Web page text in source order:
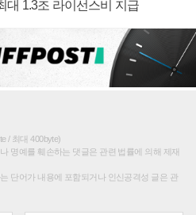
대 1.3조 라이선스비 지급
/ 최대 400byte)
명예를 훼손하는 댓글은 관련 법률에 의해 제재
단어가 내용에 포함되거나 인신공격성 글은 관